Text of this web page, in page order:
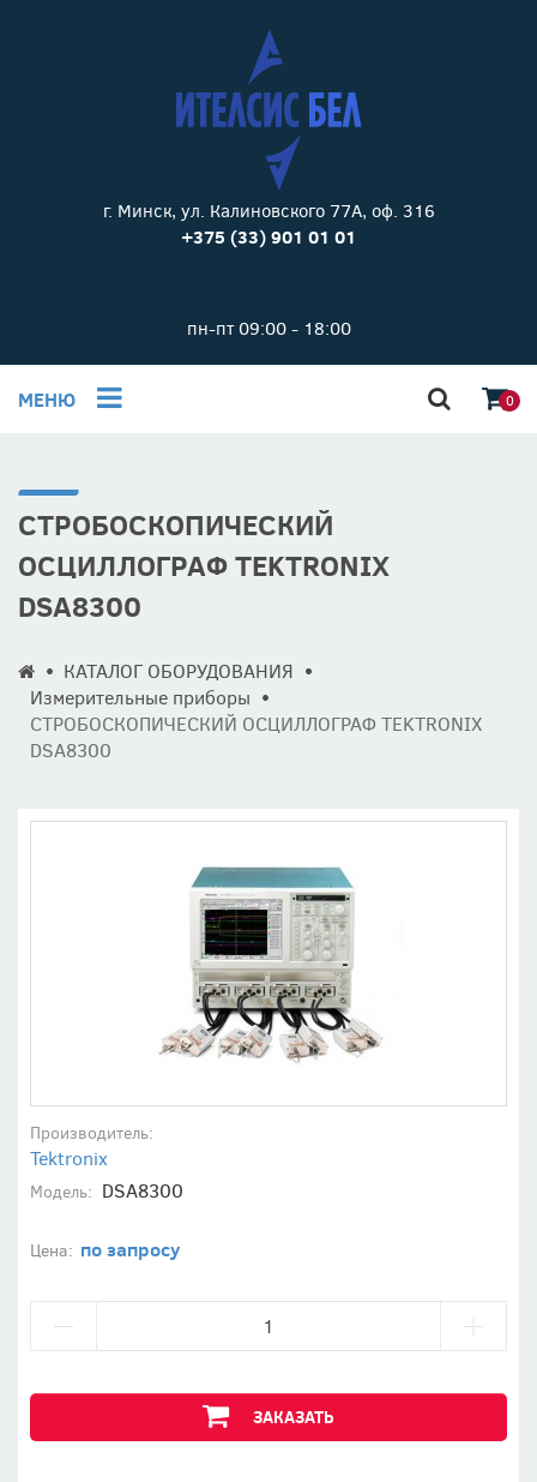
г. Минск, ул. Калиновского 77А, оф. 316
+375 (33) 901 01 01
пн-пт 09:00 - 18:00
МЕНЮ 0
СТРОБОСКОПИЧЕСКИЙ
ОСЦИЛЛОГРАФ TEKTRONIX
DSA8300
КАТАЛОГ ОБОРУДОВАНИЯ
Измерительные приборы
СТРОБОСКОПИЧЕСКИЙ ОСЦИЛЛОГРАФ TEKTRONIX
DSA8300
Производитель:
Tektronix
Модель: DSA8300
Цена: по запросу
ЗАКАЗАТЬ